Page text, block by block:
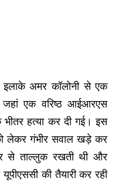
इलाके अमर कॉलोनी से एक
जहां एक वरिष्ठ आईआरएस
भीतर हत्या कर दी गई। इस
लेकर गंभीर सवाल खड़े कर
से ताल्लुक रखती थी और
की तैयारी कर रही